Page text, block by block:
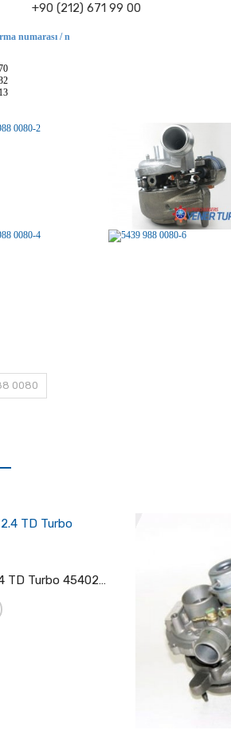
+90 (212) 671 99 00
numarası / n
0080
Volkswagen LT I 2.4 TD Turbo 454023-5002S